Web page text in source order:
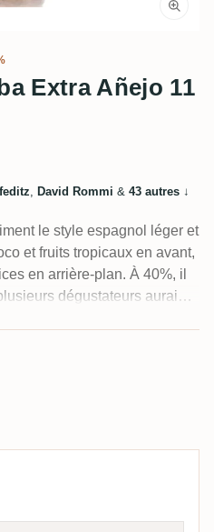
Extra Añejo 11
, David Rommi & 43 autres ↓
le style espagnol léger et
et fruits tropicaux en avant,
en arrière-plan. À 40%, il
dégustateurs auraient
un rhum de 11 ans. Là